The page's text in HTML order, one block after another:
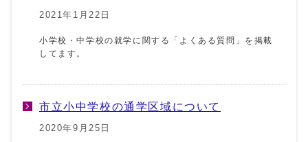
2021年1月22日
小学校・中学校の就学に関する「よくある質問」を掲載
してます。
市立小中学校の通学区域について
2020年9月25日